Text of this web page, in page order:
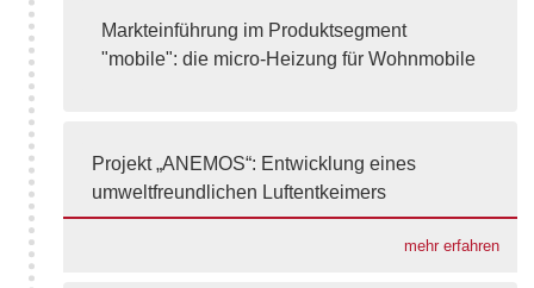
Markteinführung im Produktsegment
"mobile": die micro-Heizung für Wohnmobile
Projekt „ANEMOS“: Entwicklung eines
umweltfreundlichen Luftentkeimers
mehr erfahren